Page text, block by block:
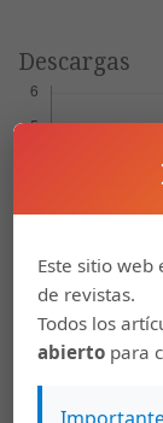
Descargas
Este sitio web
de revistas.
Todos los
abierto para